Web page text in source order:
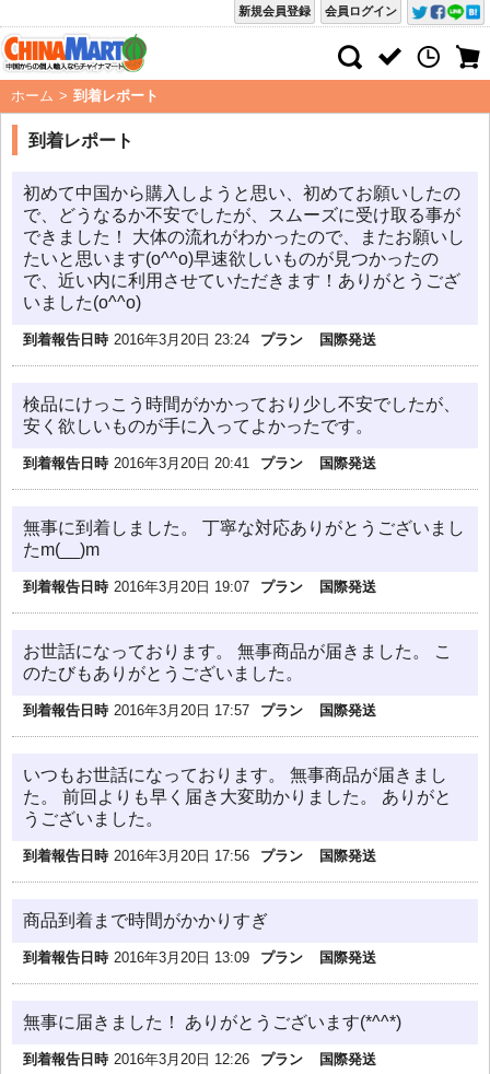
会員ログイン
新規会員登録
ホーム > 到着レポート
到着レポート
初めて中国から購入しようと思い、初めてお願いしたの
で、どうなるか不安でしたが、スムーズに受け取る事が
できました！ 大体の流れがわかったので、またお願いし
たいと思います(o^^o)早速欲しいものが見つかったの
で、近い内に利用させていただきます！ありがとうござ
いました(o^^o)
到着報告日時 2016年3月20日 23:24 プラン 国際発送
検品にけっこう時間がかかっており少し不安でしたが、
安く欲しいものが手に入ってよかったです。
到着報告日時 2016年3月20日 20:41 プラン 国際発送
無事に到着しました。 丁寧な対応ありがとうございまし
たm(__)m
到着報告日時 2016年3月20日 19:07 プラン 国際発送
お世話になっております。 無事商品が届きました。 こ
のたびもありがとうございました。
到着報告日時 2016年3月20日 17:57 プラン 国際発送
いつもお世話になっております。 無事商品が届きまし
た。 前回よりも早く届き大変助かりました。 ありがと
うございました。
到着報告日時 2016年3月20日 17:56 プラン 国際発送
商品到着まで時間がかかりすぎ
到着報告日時 2016年3月20日 13:09 プラン 国際発送
無事に届きました！ ありがとうございます(*^^*)
到着報告日時 2016年3月20日 12:26 プラン 国際発送